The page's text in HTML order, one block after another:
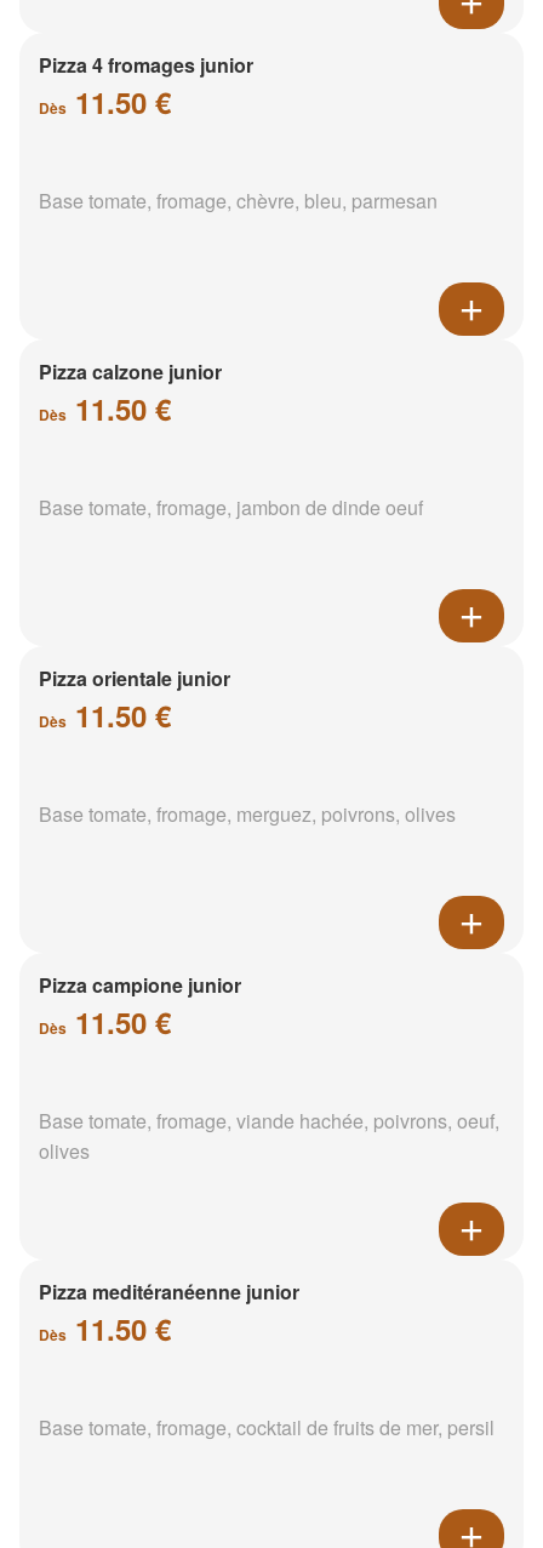
Pizza 4 fromages junior
Dès 11.50 €
Base tomate, fromage, chèvre, bleu, parmesan
Pizza calzone junior
Dès 11.50 €
Base tomate, fromage, jambon de dinde oeuf
Pizza orientale junior
Dès 11.50 €
Base tomate, fromage, merguez, poivrons, olives
Pizza campione junior
Dès 11.50 €
Base tomate, fromage, viande hachée, poivrons, oeuf,
olives
Pizza meditéranéenne junior
Dès 11.50 €
Base tomate, fromage, cocktail de fruits de mer, persil